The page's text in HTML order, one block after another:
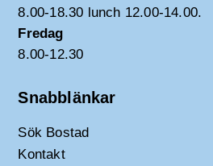
8.00-18.30 lunch 12.00-14.00.
Fredag
8.00-12.30
Snabblänkar
Sök Bostad
Kontakt